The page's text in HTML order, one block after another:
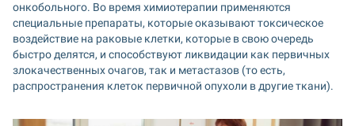
онкобольного. Во время химиотерапии применяются
специальные препараты, которые оказывают токсическое
воздействие на раковые клетки, которые в свою очередь
быстро делятся, и способствуют ликвидации как первичных
злокачественных очагов, так и метастазов (то есть,
распространения клеток первичной опухоли в другие ткани).